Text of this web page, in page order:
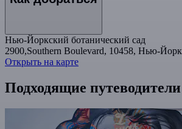
Нью-Йоркский ботанический сад
2900,Southern Boulevard, 10458, Нью-Йорк
Открыть на карте
Подходящие путеводители